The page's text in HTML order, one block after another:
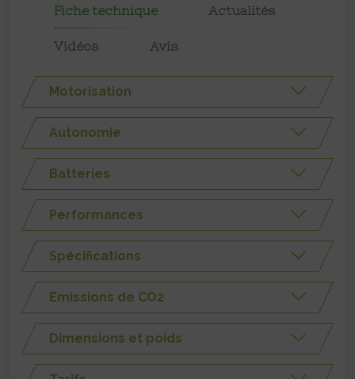
Fiche technique Actualités
Vidéos Avis
Motorisation
Autonomie
Batteries
Performances
Spécifications
Emissions de CO2
Dimensions et poids